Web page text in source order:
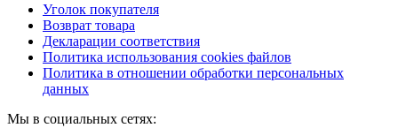
Уголок покупателя
Возврат товара
Декларации соответствия
Политика использования cookies файлов
Политика в отношении обработки персональных
данных
Мы в социальных сетях: